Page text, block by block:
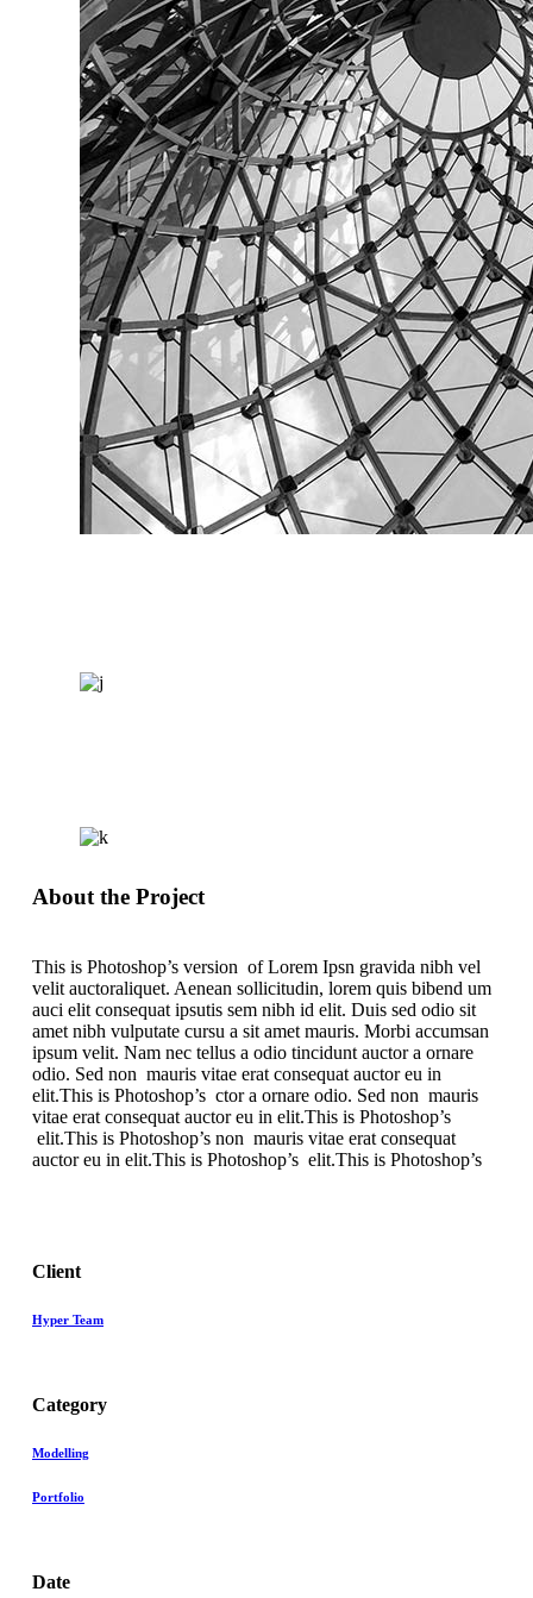
About the Project
This is Photoshop’s version of Lorem Ipsn gravida nibh vel
velit auctoraliquet. Aenean sollicitudin, lorem quis bibend um
auci elit consequat ipsutis sem nibh id elit. Duis sed odio sit
amet nibh vulputate cursu a sit amet mauris. Morbi accumsan
ipsum velit. Nam nec tellus a odio tincidunt auctor a ornare
odio. Sed non mauris vitae erat consequat auctor eu in
elit.This is Photoshop’s ctor a ornare odio. Sed non mauris
vitae erat consequat auctor eu in elit.This is Photoshop’s
elit.This is Photoshop’s non mauris vitae erat consequat
auctor eu in elit.This is Photoshop’s elit.This is Photoshop’s
Client
Hyper Team
Category
Modelling
Portfolio
Date